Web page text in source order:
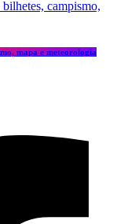
mapa e meteorologia